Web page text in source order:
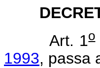
Art. 1o
1993, passa